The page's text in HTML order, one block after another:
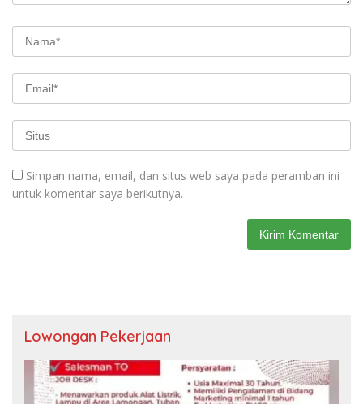
Simpan nama, email, dan situs web saya pada peramban ini
untuk komentar saya berikutnya.
Lowongan Pekerjaan